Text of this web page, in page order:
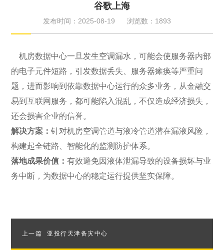
谷歌上海
发布时间：2025-08-19 浏览数：1893
机房数据中心一旦发生空调漏水，可能会使服务器内部
的电子元件短路，引发数据丢失、服务器瘫痪等严重问
题，进而影响到依靠数据中心运行的众多业务，从金融交
易到互联网服务，都可能陷入混乱，不仅造成经济损失，
还会损害企业的信誉。
解决方案：针对机房空调管道与液冷管道潜在漏液风险，
构建起全链路、智能化的监测防护体系。
落地成果价值：有效避免因液体泄漏导致的设备损坏与业
务中断，为数据中心的稳定运行提供坚实保障。
上一篇 亚投行天津备灾中心